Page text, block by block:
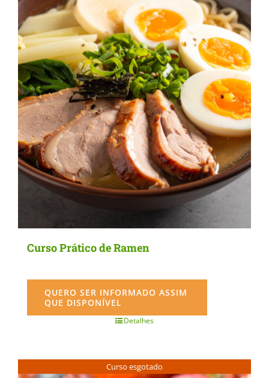
options
may
be
chosen
on
the
product
page
Curso Prático de Ramen
QUERO SER INFORMADO ASSIM
QUE DISPONÍVEL
Detalhes
Curso esgotado